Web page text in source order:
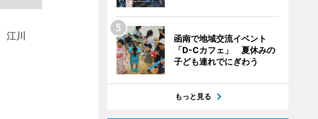
江川
函南で地域交流イベント
「D-Cカフェ」 夏休みの
子ども連れでにぎわう
もっと見る